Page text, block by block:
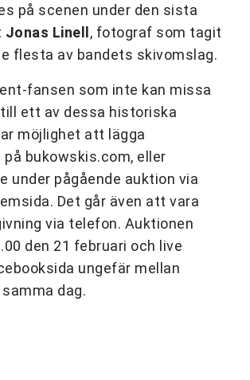
på scenen under den sista
Jonas Linell , fotograf som tagit
flesta av bandets skivomslag.
fansen som inte kan missa
ett av dessa historiska
möjlighet att lägga
bukowskis.com, eller
under pågående auktion via
Det går även att vara
via telefon. Auktionen
den 21 februari och live
ungefär mellan
dag.